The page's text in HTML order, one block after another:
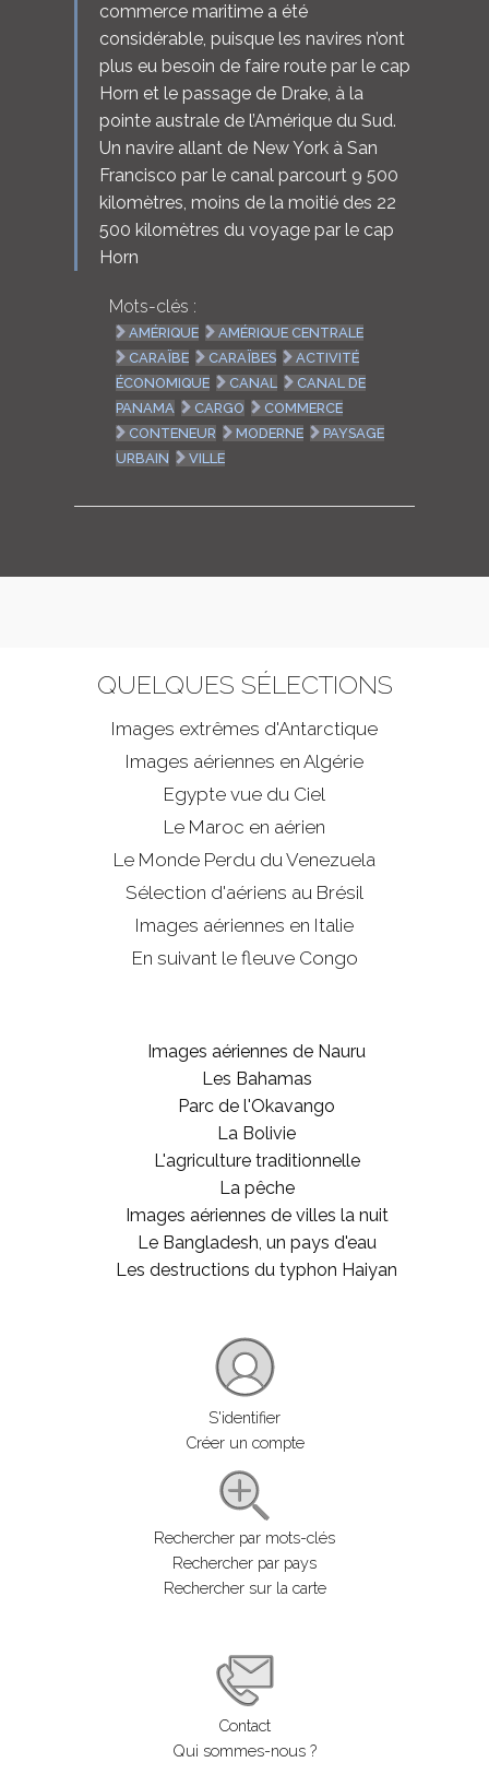
commerce maritime a été
considérable, puisque les navires n’ont
plus eu besoin de faire route par le cap
Horn et le passage de Drake, à la
pointe australe de l’Amérique du Sud.
Un navire allant de New York à San
Francisco par le canal parcourt 9 500
kilomètres, moins de la moitié des 22
500 kilomètres du voyage par le cap
Horn
Mots-clés :
AMÉRIQUE
AMÉRIQUE CENTRALE
CARAÏBE
CARAÏBES
ACTIVITÉ
ÉCONOMIQUE
CANAL
CANAL DE
PANAMA
CARGO
COMMERCE
CONTENEUR
MODERNE
PAYSAGE
URBAIN
VILLE
QUELQUES SÉLECTIONS
Images extrêmes d'Antarctique
Images aériennes en Algérie
Egypte vue du Ciel
Le Maroc en aérien
Le Monde Perdu du Venezuela
Sélection d'aériens au Brésil
Images aériennes en Italie
En suivant le fleuve Congo
Images aériennes de Nauru
Les Bahamas
Parc de l'Okavango
La Bolivie
L'agriculture traditionnelle
La pêche
Images aériennes de villes la nuit
Le Bangladesh, un pays d'eau
Les destructions du typhon Haiyan
S'identifier
Créer un compte
Rechercher par mots-clés
Rechercher par pays
Rechercher sur la carte
Contact
Qui sommes-nous ?